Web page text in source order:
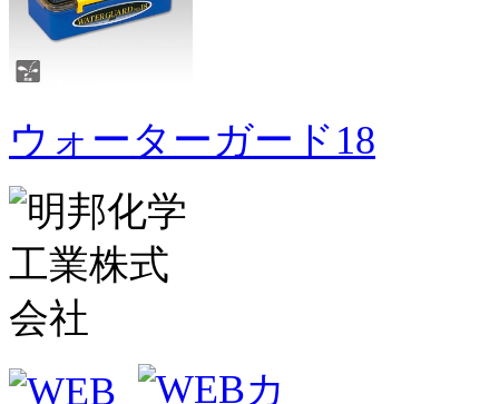
ウォーターガード18